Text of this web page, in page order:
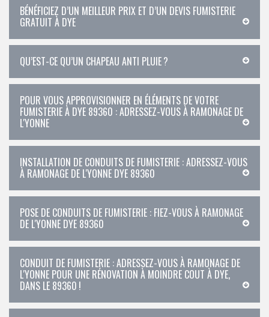
BÉNÉFICIEZ D’UN MEILLEUR PRIX ET D’UN DEVIS FUMISTERIE
GRATUIT À DYE
QU’EST-CE QU’UN CHAPEAU ANTI PLUIE ?
POUR VOUS APPROVISIONNER EN ÉLÉMENTS DE VOTRE
FUMISTERIE À DYE 89360 : ADRESSEZ-VOUS À RAMONAGE DE
L'YONNE
INSTALLATION DE CONDUITS DE FUMISTERIE : ADRESSEZ-VOUS
À RAMONAGE DE L'YONNE DYE 89360
POSE DE CONDUITS DE FUMISTERIE : FIEZ-VOUS À RAMONAGE
DE L'YONNE DYE 89360
CONDUIT DE FUMISTERIE : ADRESSEZ-VOUS À RAMONAGE DE
L'YONNE POUR UNE RÉNOVATION À MOINDRE COUT À DYE,
DANS LE 89360 !